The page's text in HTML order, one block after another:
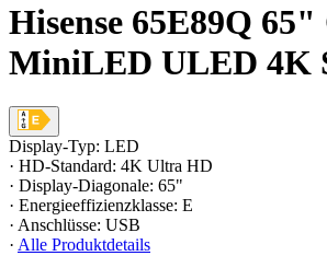
Hisense 65E89Q
MiniLED ULED 4K
Display-Typ: LED
· HD-Standard: 4K Ultra HD
· Display-Diagonale: 65"
· Energieeffizienzklasse: E
· Anschlüsse: USB
· Alle Produktdetails